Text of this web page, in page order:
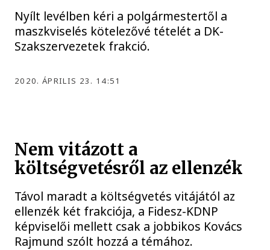
Nyílt levélben kéri a polgármestertől a
maszkviselés kötelezővé tételét a DK-
Szakszervezetek frakció.
2020. ÁPRILIS 23. 14:51
Nem vitázott a
költségvetésről az ellenzék
Távol maradt a költségvetés vitájától az
ellenzék két frakciója, a Fidesz-KDNP
képviselői mellett csak a jobbikos Kovács
Rajmund szólt hozzá a témához.